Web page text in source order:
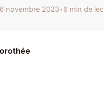
6 novembre 2023•6 min de